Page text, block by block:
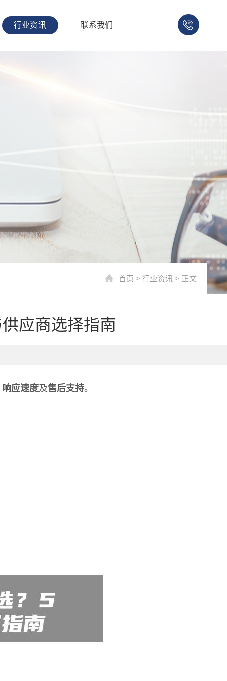
行业资讯 联系我们
首页 > 行业资讯 > 正文
应商选择指南
响应速度及售后支持。